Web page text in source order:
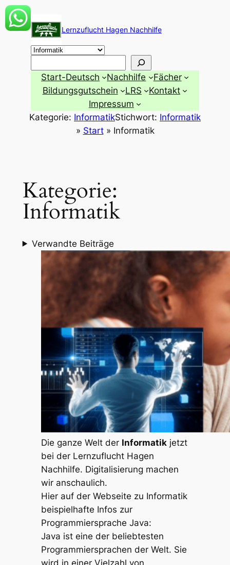
Zum
Inhalt
springen
Lernzuflucht Hagen Nachhilfe
Start-Deutsch Nachhilfe
Fächer
Bildungsgutschein
LRS
Kontakt
Impressum
Kategorie: InformatikStichwort: Informatik
» Start» Informatik
Kategorie:
Informatik
Verwandte Beiträge
Die ganze Welt der Informatikjetzt
bei der Lernzuflucht Hagen
Nachhilfe. Digitalisierung machen
wir anschaulich.
Hier auf der Webseite zu Informatik
beispielhafte Infos zur
Programmiersprache Java:
Java ist eine der beliebtesten
Programmiersprachen der Welt. Sie
wird in einer Vielzahl von